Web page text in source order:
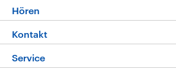
Programm
Die Nachrichten
Nachrichtenleicht
Hören
Livestream
Podcasts
Kontakt
Hörerservice
Service